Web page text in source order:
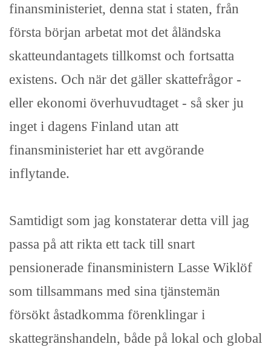
finansministeriet, denna stat i staten, från
första början arbetat mot det åländska
skatteundantagets tillkomst och fortsatta
existens. Och när det gäller skattefrågor -
eller ekonomi överhuvudtaget - så sker ju
inget i dagens Finland utan att
finansministeriet har ett avgörande
inflytande.
Samtidigt som jag konstaterar detta vill jag
passa på att rikta ett tack till snart
pensionerade finansministern Lasse Wiklöf
som tillsammans med sina tjänstemän
försökt åstadkomma förenklingar i
skattegränshandeln, både på lokal och global